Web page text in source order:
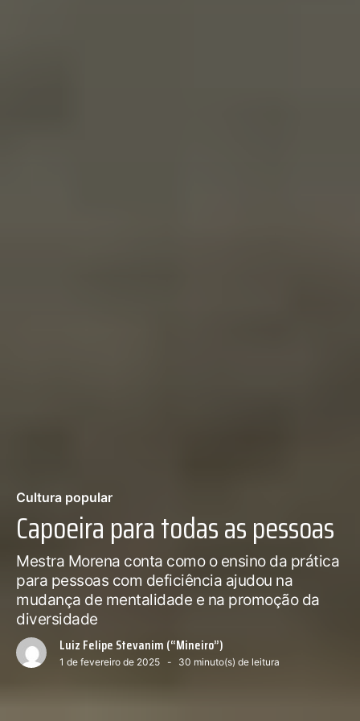
Cultura popular
Capoeira para todas as pessoas
Mestra Morena conta como o ensino da prática
para pessoas com deficiência ajudou na
mudança de mentalidade e na promoção da
diversidade
Luiz Felipe Stevanim (“Mineiro”)
1 de fevereiro de 2025 30 minuto(s) de leitura